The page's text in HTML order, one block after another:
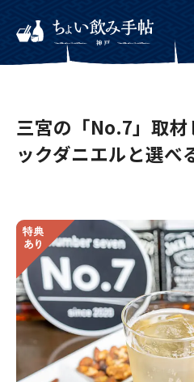
三宮の「No.7」取材
ックダニエルと選べ